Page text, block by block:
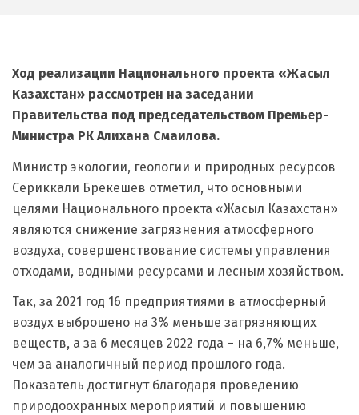
Ход реализации Национального проекта «Жасыл
Казахстан» рассмотрен на заседании
Правительства под председательством Премьер-
Министра РК Алихана Смаилова.
Министр экологии, геологии и природных ресурсов
Сериккали Брекешев отметил, что основными
целями Национального проекта «Жасыл Казахстан»
являются снижение загрязнения атмосферного
воздуха, совершенствование системы управления
отходами, водными ресурсами и лесным хозяйством.
Так, за 2021 год 16 предприятиями в атмосферный
воздух выброшено на 3% меньше загрязняющих
веществ, а за 6 месяцев 2022 года – на 6,7% меньше,
чем за аналогичный период прошлого года.
Показатель достигнут благодаря проведению
природоохранных мероприятий и повышению